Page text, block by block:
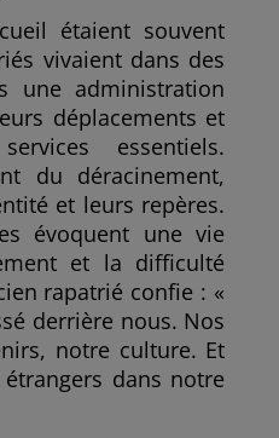
étaient souvent
vivaient dans des
une administration
déplacements et
essentiels.
du déracinement,
et leurs repères.
évoquent une vie
et la difficulté
rapatrié confie : «
derrière nous. Nos
notre culture. Et
dans notre